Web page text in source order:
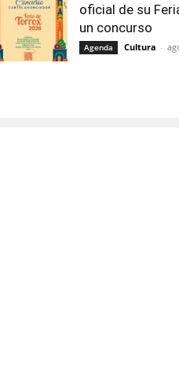
oficial de su
un concurso
Agenda Cultura -